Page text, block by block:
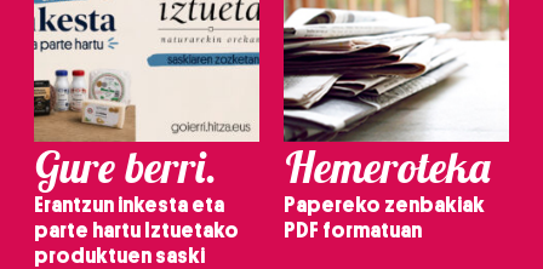
Gure berri.
Erantzun inkesta eta
parte hartu Iztuetako
produktuen saski
Hemeroteka
Papereko zenbakiak
PDF formatuan